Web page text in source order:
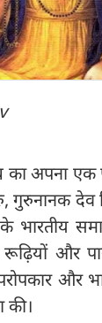
अपना एक
गुरुनानक देव
भारतीय
रूढ़ियों और
और
की।